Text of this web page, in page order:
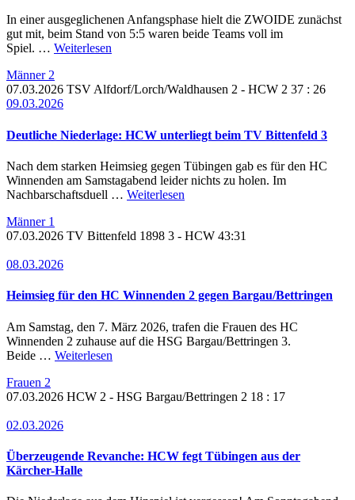
In einer ausgeglichenen Anfangsphase hielt die ZWOIDE zunächst
gut mit, beim Stand von 5:5 waren beide Teams voll im
Spiel. … Weiterlesen
Männer 2
07.03.2026 TSV Alfdorf/Lorch/Waldhausen 2 - HCW 2 37 : 26
09.03.2026
Deutliche Niederlage: HCW unterliegt beim TV Bittenfeld 3
Nach dem starken Heimsieg gegen Tübingen gab es für den HC
Winnenden am Samstagabend leider nichts zu holen. Im
Nachbarschaftsduell … Weiterlesen
Männer 1
07.03.2026 TV Bittenfeld 1898 3 - HCW 43:31
08.03.2026
Heimsieg für den HC Winnenden 2 gegen Bargau/Bettringen
Am Samstag, den 7. März 2026, trafen die Frauen des HC
Winnenden 2 zuhause auf die HSG Bargau/Bettringen 3.
Beide … Weiterlesen
Frauen 2
07.03.2026 HCW 2 - HSG Bargau/Bettringen 2 18 : 17
02.03.2026
Überzeugende Revanche: HCW fegt Tübingen aus der
Kärcher-Halle